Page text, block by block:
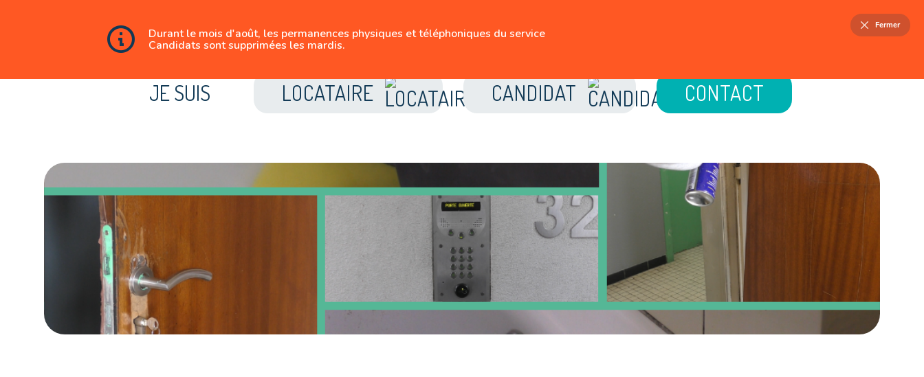
Durant le mois d'août, les permanences physiques et téléphoniques du service
Candidats sont supprimées les mardis.
Fermer
JE SUIS LOCATAIRE CANDIDAT CONTACT